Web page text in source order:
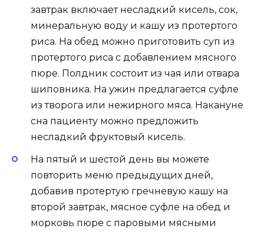
завтрак включает несладкий кисель, сок,
минеральную воду и кашу из протертого
риса. На обед можно приготовить суп из
протертого риса с добавлением мясного
пюре. Полдник состоит из чая или отвара
шиповника. На ужин предлагается суфле
из творога или нежирного мяса. Накануне
сна пациенту можно предложить
несладкий фруктовый кисель.
На пятый и шестой день вы можете
повторить меню предыдущих дней,
добавив протертую гречневую кашу на
второй завтрак, мясное суфле на обед и
морковь пюре с паровыми мясными